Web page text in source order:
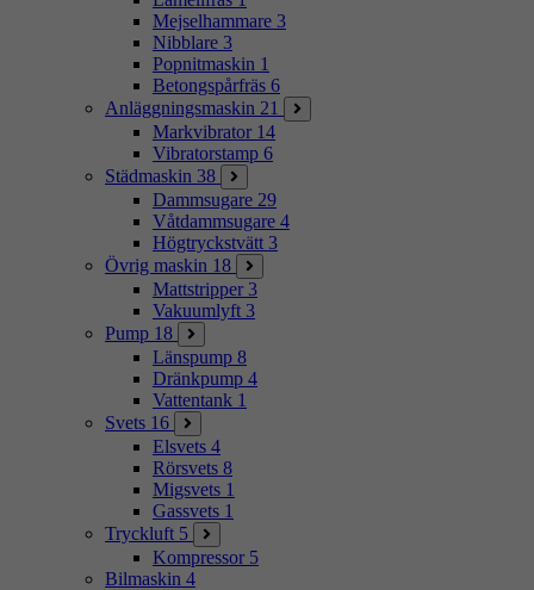
Mejselhammare 3
Nibblare 3
Popnitmaskin 1
Betongspårfräs 6
Anläggningsmaskin 21
Markvibrator 14
Vibratorstamp 6
Städmaskin 38
Dammsugare 29
Våtdammsugare 4
Högtryckstvätt 3
Övrig maskin 18
Mattstripper 3
Vakuumlyft 3
Pump 18
Länspump 8
Dränkpump 4
Vattentank 1
Svets 16
Elsvets 4
Rörsvets 8
Migsvets 1
Gassvets 1
Tryckluft 5
Kompressor 5
Bilmaskin 4